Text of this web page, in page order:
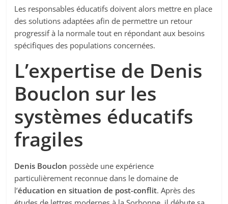
Les responsables éducatifs doivent alors mettre en place
des solutions adaptées afin de permettre un retour
progressif à la normale tout en répondant aux besoins
spécifiques des populations concernées.
L’expertise de Denis
Bouclon sur les
systèmes éducatifs
fragiles
Denis Bouclon possède une expérience
particulièrement reconnue dans le domaine de
l’éducation en situation de post-conflit. Après des